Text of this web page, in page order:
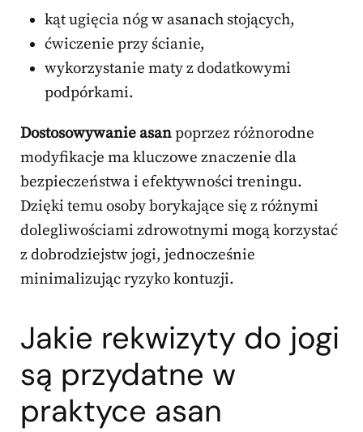
kąt ugięcia nóg w asanach stojących,
ćwiczenie przy ścianie,
wykorzystanie maty z dodatkowymi
podpórkami.
Dostosowywanie asanpoprzez różnorodne
modyfikacje ma kluczowe znaczenie dla
bezpieczeństwa i efektywności treningu.
Dzięki temu osoby borykające się z różnymi
dolegliwościami zdrowotnymi mogą korzystać
z dobrodziejstw jogi, jednocześnie
minimalizując ryzyko kontuzji.
Jakie rekwizyty do jogi
są przydatne w
praktyce asan